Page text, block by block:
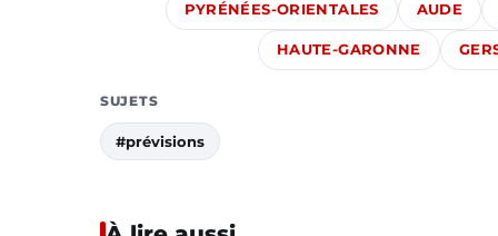
PYRÉNÉES-ORIENTALES AUDE
HAUTE-GARONNE
SUJETS
#prévisions